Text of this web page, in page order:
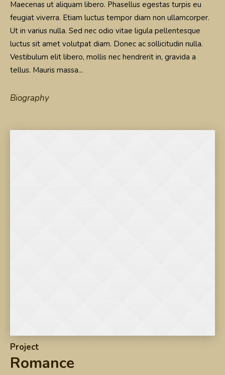
Maecenas ut aliquam libero. Phasellus egestas turpis eu
feugiat viverra. Etiam luctus tempor diam non ullamcorper.
Ut in varius nulla. Sed nec odio vitae ligula pellentesque
luctus sit amet volutpat diam. Donec ac sollicitudin nulla.
Vestibulum elit libero, mollis nec hendrerit in, gravida a
tellus. Mauris massa...
Biography
Project
Romance